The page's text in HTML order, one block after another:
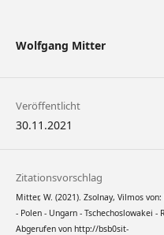
Wolfgang Mitter
Veröffentlicht
30.11.2021
Zitationsvorschlag
Mitter, W. (2021). Zsolnay, Vilmos
- Polen - Ungarn - Tschechoslowakei -
Abgerufen von http://bsb0sit-